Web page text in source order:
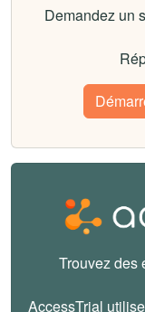
Demandez un
Trouvez des
AccessTrial utilise